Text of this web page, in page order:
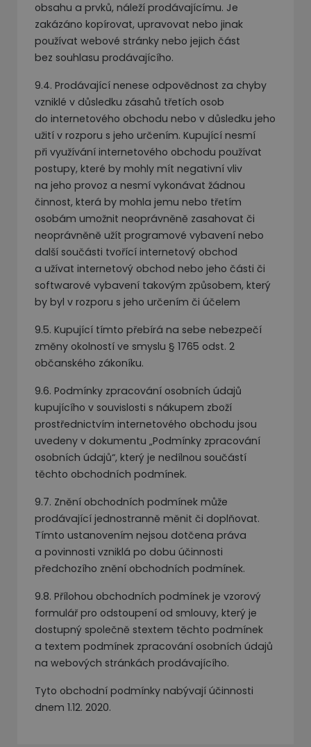
obsahu a prvků, náleží prodávajícímu. Je
zakázáno kopírovat, upravovat nebo jinak
používat webové stránky nebo jejich část
bez souhlasu prodávajícího.
9.4. Prodávající nenese odpovědnost za chyby
vzniklé v důsledku zásahů třetích osob
do internetového obchodu nebo v důsledku jeho
užití v rozporu s jeho určením. Kupující nesmí
při využívání internetového obchodu používat
postupy, které by mohly mít negativní vliv
na jeho provoz a nesmí vykonávat žádnou
činnost, která by mohla jemu nebo třetím
osobám umožnit neoprávněně zasahovat či
neoprávněně užít programové vybavení nebo
další součásti tvořící internetový obchod
a užívat internetový obchod nebo jeho části či
softwarové vybavení takovým způsobem, který
by byl v rozporu s jeho určením či účelem
9.5. Kupující tímto přebírá na sebe nebezpečí
změny okolností ve smyslu § 1765 odst. 2
občanského zákoníku.
9.6. Podmínky zpracování osobních údajů
kupujícího v souvislosti s nákupem zboží
prostřednictvím internetového obchodu jsou
uvedeny v dokumentu „Podmínky zpracování
osobních údajů“, který je nedílnou součástí
těchto obchodních podmínek.
9.7. Znění obchodních podmínek může
prodávající jednostranně měnit či doplňovat.
Tímto ustanovením nejsou dotčena práva
a povinnosti vzniklá po dobu účinnosti
předchozího znění obchodních podmínek.
9.8. Přílohou obchodních podmínek je vzorový
formulář pro odstoupení od smlouvy, který je
dostupný společně stextem těchto podmínek
a textem podmínek zpracování osobních údajů
na webových stránkách prodávajícího.
Tyto obchodní podmínky nabývají účinnosti
dnem 1.12. 2020.